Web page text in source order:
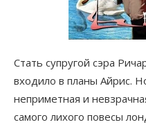
Стать супругой сэра
входило в планы Айрис.
неприметная и
самого лихого повесы